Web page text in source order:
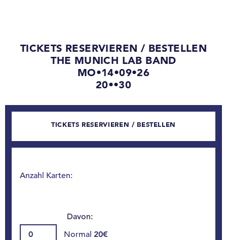
TICKETS RESERVIEREN / BESTELLEN
THE MUNICH LAB BAND
MO•14•09•26
20••30
TICKETS RESERVIEREN / BESTELLEN
Anzahl Karten:
Davon:
Normal 20€